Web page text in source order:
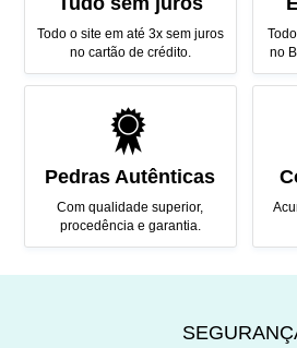
Todo o site em até 3x sem juros
no cartão de crédito.
no
Pedras Autênticas
Com qualidade superior,
procedência e garantia.